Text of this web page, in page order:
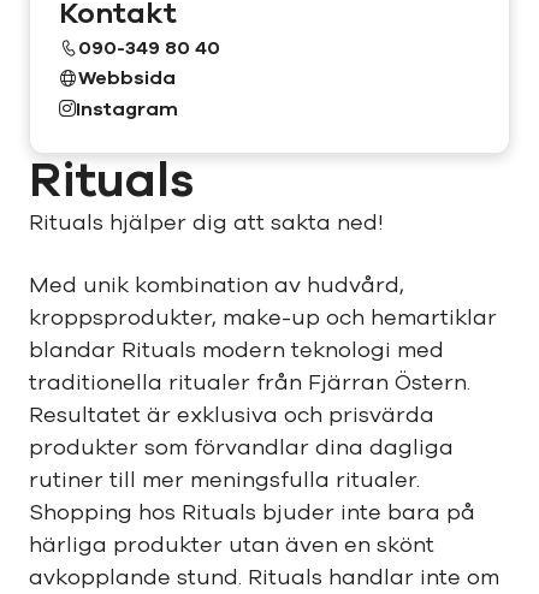
Rituals
Rituals hjälper dig att sakta ned!
Med unik kombination av hudvård,
kroppsprodukter, make-up och hemartiklar
blandar Rituals modern teknologi med
traditionella ritualer från Fjärran Östern.
Resultatet är exklusiva och prisvärda
produkter som förvandlar dina dagliga
rutiner till mer meningsfulla ritualer.
Shopping hos Rituals bjuder inte bara på
härliga produkter utan även en skönt
avkopplande stund. Rituals handlar inte om
Kontakt
090-349 80 40
Webbsida
Instagram